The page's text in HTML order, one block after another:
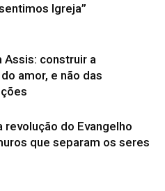
Igreja”
Assis: construir a
amor, e não das
revolução do Evangelho
que separam os seres